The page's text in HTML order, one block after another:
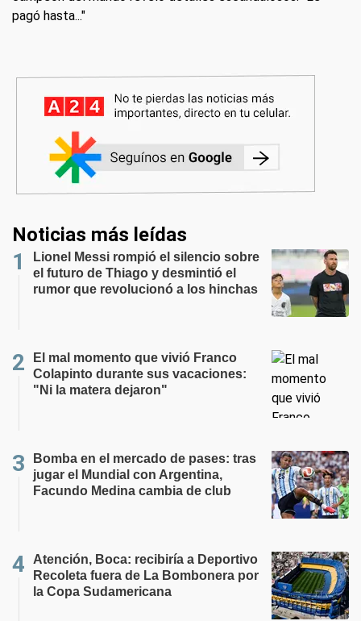
pagó hasta..."
Noticias más leídas
Lionel Messi rompió el silencio sobre
el futuro de Thiago y desmintió el
rumor que revolucionó a los hinchas
El mal momento que vivió Franco
Colapinto durante sus vacaciones:
"Ni la matera dejaron"
Bomba en el mercado de pases: tras
jugar el Mundial con Argentina,
Facundo Medina cambia de club
Atención, Boca: recibiría a Deportivo
Recoleta fuera de La Bombonera por
la Copa Sudamericana